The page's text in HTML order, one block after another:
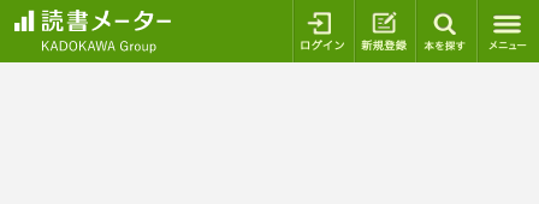
ログイン 新規登録